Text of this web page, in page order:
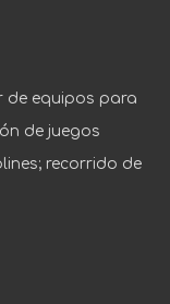
de equipos para
de juegos
recorrido de